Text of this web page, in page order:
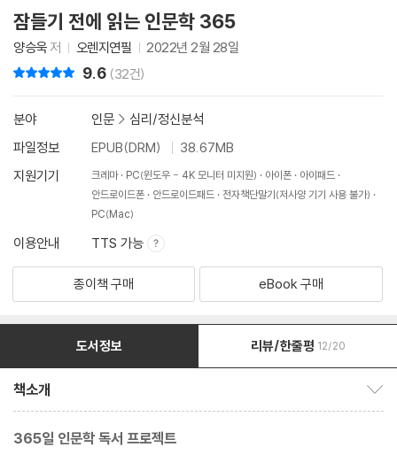
잠들기 전에 읽는 인문학 365
양승욱저 오렌지연필 2022년 2월 28일
9.6 (32건)
분야 인문 > 심리/정신분석
파일정보
EPUB(DRM)
38.67MB
지원기기
크레마 PC(윈도우 - 4K 모니터 미지원) 아이폰
아이패드
안드로이드폰
안드로이드패드
전자책단말기(저사양 기기 사용 불가)
PC(Mac)
이용안내 TTS 가능
종이책 구매 eBook 구매
도서정보 리뷰/한줄평 12/20
책소개
365일 인문학 독서 프로젝트